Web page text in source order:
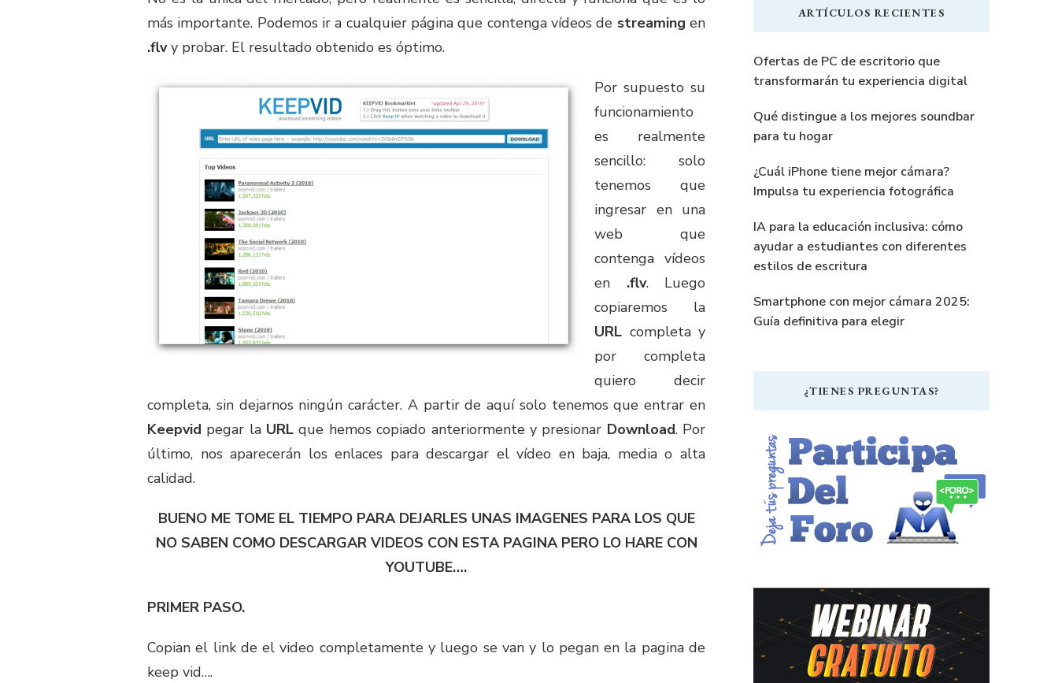
más importante. Podemos ir a cualquier página que contenga vídeos de streaming en
.flvy probar. El resultado obtenido es óptimo.
Por supuesto su
funcionamiento
es realmente
sencillo: solo
tenemos que
ingresar en una
web que
contenga vídeos
en .flv. Luego
copiaremos la
URL completa y
por completa
quiero decir
completa, sin dejarnos ningún carácter. A partir de aquí solo tenemos que entrar en
Keepvid pegar la URL que hemos copiado anteriormente y presionar Download. Por
último, nos aparecerán los enlaces para descargar el vídeo en baja, media o alta
calidad.
BUENO ME TOME EL TIEMPO PARA DEJARLES UNAS IMAGENES PARA LOS QUE
NO SABEN COMO DESCARGAR VIDEOS CON ESTA PAGINA PERO LO HARE CON
YOUTUBE….
PRIMER PASO.
Copian el link de el video completamente y luego se van y lo pegan en la pagina de
keep vid….
ARTÍCULOS RECIENTES
Ofertas de PC de escritorio que
transformarán tu experiencia digital
Qué distingue a los mejores soundbar
para tu hogar
¿Cuál iPhone tiene mejor cámara?
Impulsa tu experiencia fotográfica
IA para la educación inclusiva: cómo
ayudar a estudiantes con diferentes
estilos de escritura
Smartphone con mejor cámara 2025:
Guía definitiva para elegir
¿TIENES PREGUNTAS?